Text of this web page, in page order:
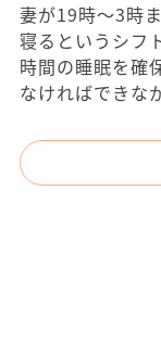
妻が19時〜3時
寝るというシフ
時間の睡眠を確
なければできな